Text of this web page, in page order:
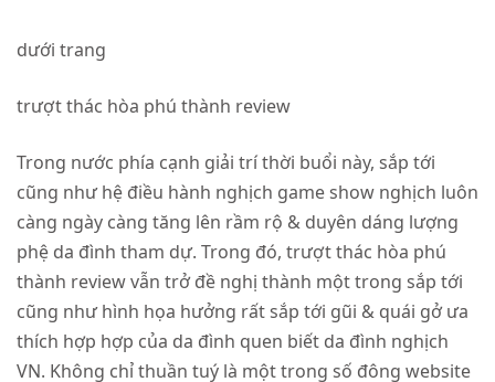
dưới trang
trượt thác hòa phú thành review
Trong nước phía cạnh giải trí thời buổi này, sắp tới
cũng như hệ điều hành nghịch game show nghịch luôn
càng ngày càng tăng lên rầm rộ & duyên dáng lượng
phệ da đình tham dự. Trong đó, trượt thác hòa phú
thành review vẫn trở đề nghị thành một trong sắp tới
cũng như hình họa hưởng rất sắp tới gũi & quái gở ưa
thích hợp hợp của da đình quen biết da đình nghịch
VN. Không chỉ thuần tuý là một trong số đông website